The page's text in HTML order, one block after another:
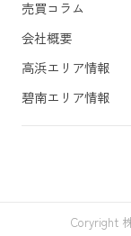
売買コラム
会社概要
高浜エリア情報
碧南エリア情報
Coryright